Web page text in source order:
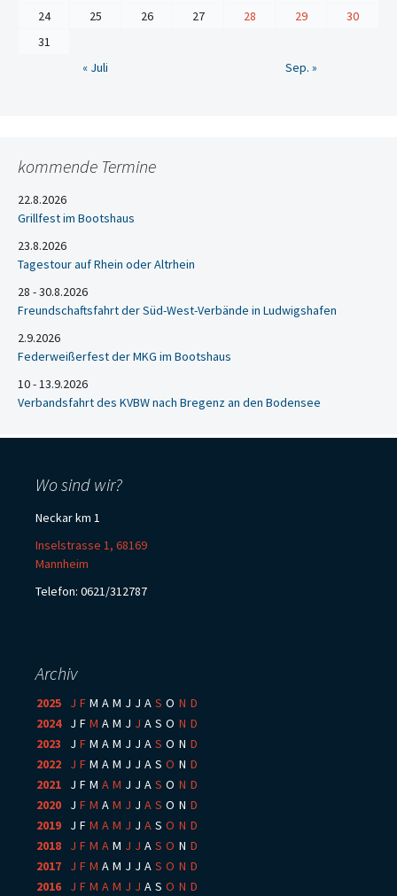
24
25 26 27 28 29
30
31
« Juli
Sep. »
kommende Termine
22.8.2026
Grillfest im Bootshaus
23.8.2026
Tagestour auf Rhein oder Altrhein
28 - 30.8.2026
Freundschaftsfahrt der Süd-West-Verbände in Ludwigshafen
2.9.2026
Federweißerfest der MKG im Bootshaus
10 - 13.9.2026
Verbandsfahrt des KVBW nach Bregenz an den Bodensee
Wo sind wir?
Neckar km 1
Inselstrasse 1, 68169
Mannheim
Telefon: 0621/312787
Archiv
2025 J F M A M J J A S O N D
2024: J F M A M J J A S O N D
2023
J F M A M J J A S O N D
2022
J F M A M J J A S O N D
2021
J F M A M J J A S O N D
2020
J F M A M J J A S O N D
2019
J F M A M J J A S O N D
2018
J F M A M J J A S O N D
2017
J F M A M J J A S O N D
2016
J F M A M J J A S O N D